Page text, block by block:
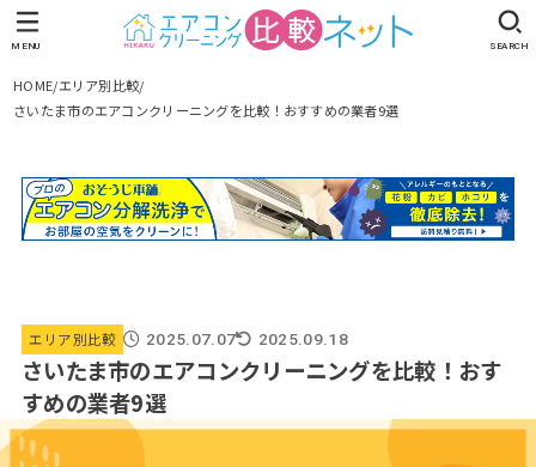
SEARCH
MENU
HOME エリア別比較
さいたま市のエアコンクリーニングを比較！おすすめの業者9選
エリア別比較 2025.07.07 2025.09.18
さいたま市のエアコンクリーニングを比較！おす
すめの業者9選